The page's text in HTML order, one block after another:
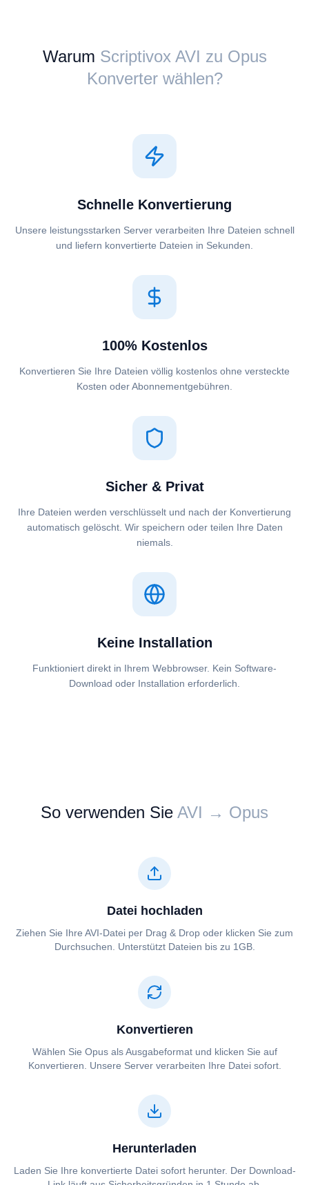
Warum Scriptivox ⁦AVI⁩ zu ⁦Opus⁩
Konverter wählen?
Schnelle Konvertierung
Unsere leistungsstarken Server verarbeiten Ihre Dateien schnell
und liefern konvertierte Dateien in Sekunden.
100% Kostenlos
Konvertieren Sie Ihre Dateien völlig kostenlos ohne versteckte
Kosten oder Abonnementgebühren.
Sicher & Privat
Ihre Dateien werden verschlüsselt und nach der Konvertierung
automatisch gelöscht. Wir speichern oder teilen Ihre Daten
niemals.
Keine Installation
Funktioniert direkt in Ihrem Webbrowser. Kein Software-
Download oder Installation erforderlich.
So verwenden Sie ⁦⁦AVI⁩⁩ → ⁦⁦Opus⁩⁩
Datei hochladen
Ziehen Sie Ihre ⁦⁦AVI⁩⁩-Datei per Drag & Drop oder klicken Sie zum
Durchsuchen. Unterstützt Dateien bis zu 1GB.
Konvertieren
Wählen Sie ⁦⁦Opus⁩⁩ als Ausgabeformat und klicken Sie auf
Konvertieren. Unsere Server verarbeiten Ihre Datei sofort.
Herunterladen
Laden Sie Ihre konvertierte Datei sofort herunter. Der Download-